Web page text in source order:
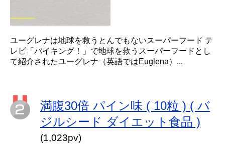
ユーグレナは地球を救うとんでもないスーパーフード テ
レビ「バイキング！」で地球を救うスーパーフードとし
て紹介されたユーグレナ（英語ではEuglena）...
満腹30倍 パイン味 ( 10粒 ) ( バ
ジルシード ダイエット食品 )
(1,023pv)